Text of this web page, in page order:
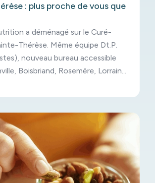
: plus proche de vous que
a déménagé sur le Curé-
Thérèse. Même équipe Dt.P.
nouveau bureau accessible
Boisbriand, Rosemère, Lorraine